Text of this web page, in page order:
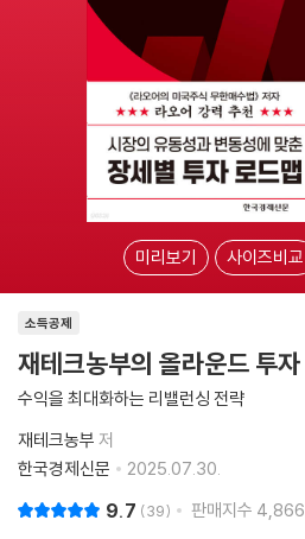
미리보기 사이즈비교
소득공제
재테크농부의 올라운드 투자
수익을 최대화하는 리밸런싱 전략
재테크농부 저
한국경제신문
2025.07.30.
9.7 39 판매지수 4,866